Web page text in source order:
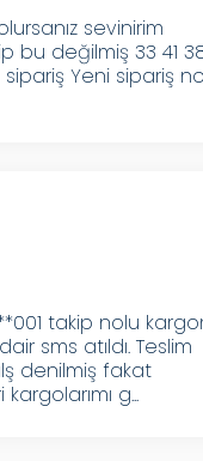
sevinirim
bu değilmiş 33 41
Yeni sipariş
takip nolu
sms atıldı. Teslim
denilmiş fakat
g...